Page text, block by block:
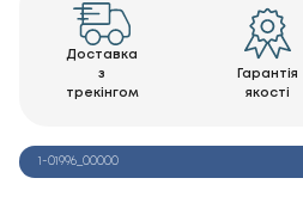
Доставка
з
трекінгом
Гарантія
якості
1-01996_00000